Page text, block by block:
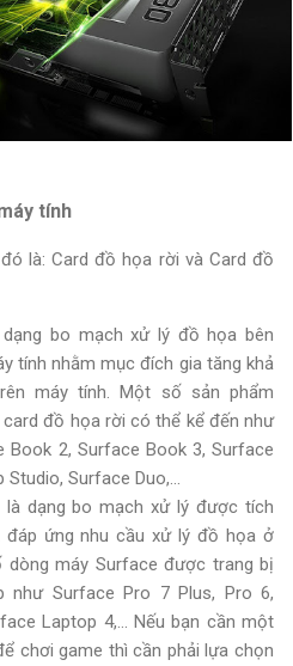
tính
là: Card đồ họa rời và Card đồ
bo mạch xử lý đồ họa bên
tính nhằm mục đích gia tăng khả
máy tính. Một số sản phẩm
đồ họa rời có thể kể đến như
Book 2, Surface Book 3, Surface
Surface Duo,...
dạng bo mạch xử lý được tích
đáp ứng nhu cầu xử lý đồ họa ở
máy Surface được trang bị
Surface Pro 7 Plus, Pro 6,
Laptop 4,... Nếu bạn cần một
chơi game thì cần phải lựa chọn